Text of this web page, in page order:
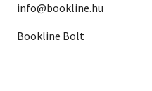
info@bookline.hu
Bookline Bolt